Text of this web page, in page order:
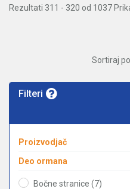
Rezultati 311 - 320 od 1037
Sortiraj po
Filteri
Proizvodjač
Deo ormana
Bočne stranice (7)